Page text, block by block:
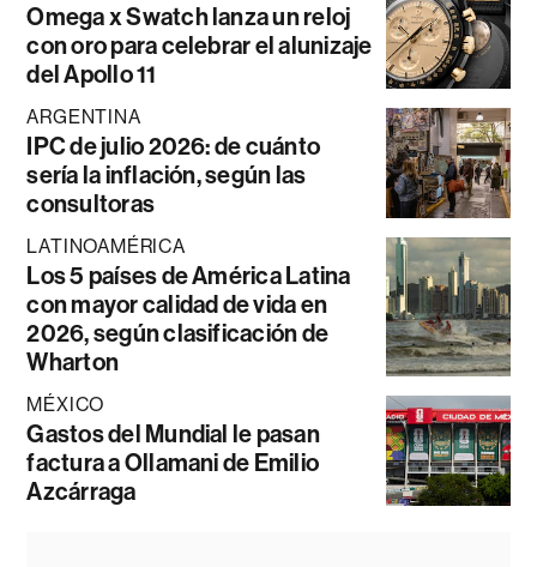
Omega x Swatch lanza un reloj
con oro para celebrar el alunizaje
del Apollo 11
ARGENTINA
IPC de julio 2026: de cuánto
sería la inflación, según las
consultoras
LATINOAMÉRICA
Los 5 países de América Latina
con mayor calidad de vida en
2026, según clasificación de
Wharton
MÉXICO
Gastos del Mundial le pasan
factura a Ollamani de Emilio
Azcárraga